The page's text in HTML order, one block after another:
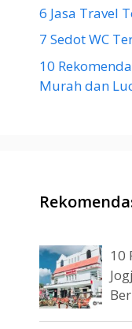
6 Jasa Travel
7 Sedot WC
10
Murah dan
10